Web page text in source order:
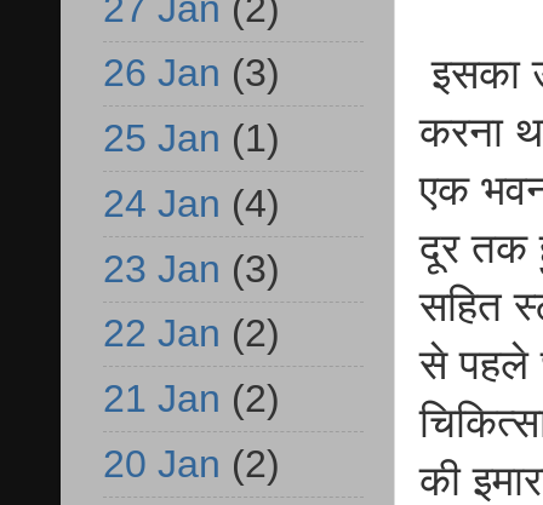
इसका
करना
एक
दूर तक
सहित
से पहले
की
26 Jan (3)
25 Jan (1)
24 Jan (4)
23 Jan (3)
22 Jan (2)
21 Jan (2)
20 Jan (2)